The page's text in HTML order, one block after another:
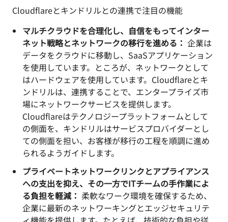
Cloudflareとキンドリルとの連携で注目の機能
マルチクラウドを合理化し、自信をもってインター
ネット戦略とネットワークの移行を進める： 企業は
データをクラウドに移動し、SaaSアプリケーション
を使用しています。ところが、ネットワークとして
はハードウェアを使用しています。Cloudflareとキ
ンドリルは、連携することで、エンタープライズ市
場にネットワークサービスを提供します。
Cloudflareはテクノロジープラットフォームとして
の側面を、キンドリルはサービスプロバイダーとし
ての側面を担い、お客様が移行の工程を順調に進め
られるようガイドします。
プライベートネットワークリンクとアプライアンス
への支出を抑え、その一方でITチームの手作業によ
る負担を軽減： 柔軟なワーク環境を確保するため、
企業に最新のネットワーキングとエッジセキュリテ